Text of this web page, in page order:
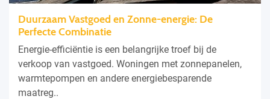
Duurzaam Vastgoed en Zonne-energie: De
Perfecte Combinatie
Energie-efficiëntie is een belangrijke troef bij de
verkoop van vastgoed. Woningen met zonnepanelen,
warmtepompen en andere energiebesparende
maatreg..